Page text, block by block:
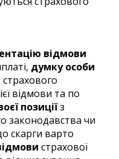
відмови
думку особи
страхового
відмови та по
позиціїз
законодавства чи
скарги варто
страхової